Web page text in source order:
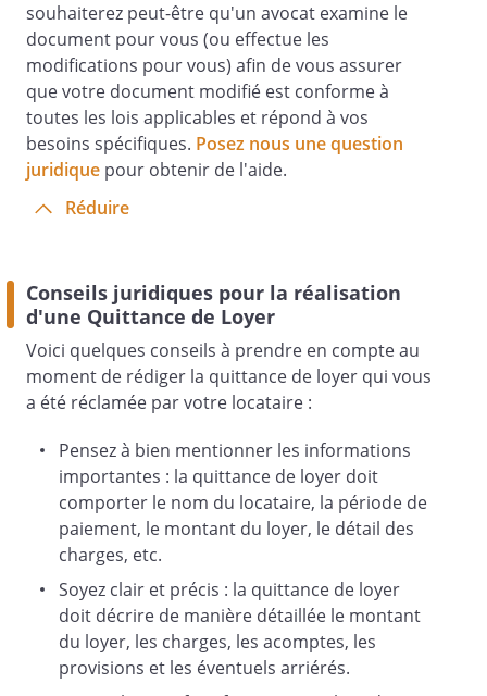
souhaiterez peut-être qu'un avocat examine le
document pour vous (ou effectue les
modifications pour vous) afin de vous assurer
que votre document modifié est conforme à
toutes les lois applicables et répond à vos
besoins spécifiques. Posez nous une question
juridique pour obtenir de l'aide.
Réduire
Conseils juridiques pour la réalisation
d'une Quittance de Loyer
Voici quelques conseils à prendre en compte au
moment de rédiger la quittance de loyer qui vous
a été réclamée par votre locataire :
Pensez à bien mentionner les informations
importantes : la quittance de loyer doit
comporter le nom du locataire, la période de
paiement, le montant du loyer, le détail des
charges, etc.
Soyez clair et précis : la quittance de loyer
doit décrire de manière détaillée le montant
du loyer, les charges, les acomptes, les
provisions et les éventuels arriérés.